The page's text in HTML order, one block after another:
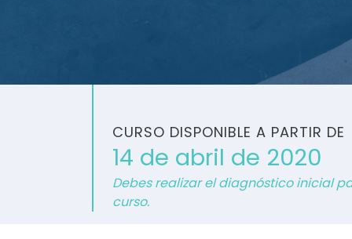
CURSO DISPONIBLE A PARTIR DE
14 de abril de 2020
Debes realizar el diagnóstico inicial
curso.